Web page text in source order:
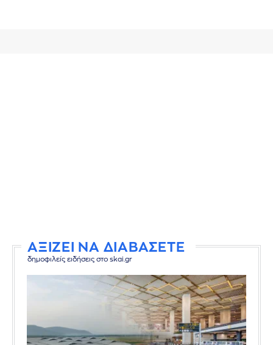
ΑΞΙΖΕΙ ΝΑ ΔΙΑΒΑΣΕΤΕ
δημοφιλείς ειδήσεις στο skai.gr